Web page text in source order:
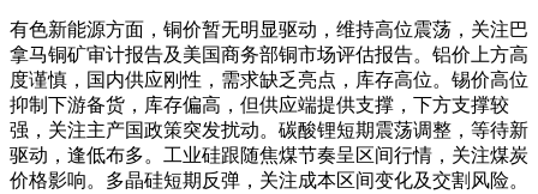
有色新能源方面，铜价暂无明显驱动，维持高位震荡，关注巴
拿马铜矿审计报告及美国商务部铜市场评估报告。铝价上方高
度谨慎，国内供应刚性，需求缺乏亮点，库存高位。锡价高位
抑制下游备货，库存偏高，但供应端提供支撑，下方支撑较
强，关注主产国政策突发扰动。碳酸锂短期震荡调整，等待新
驱动，逢低布多。工业硅跟随焦煤节奏呈区间行情，关注煤炭
价格影响。多晶硅短期反弹，关注成本区间变化及交割风险。